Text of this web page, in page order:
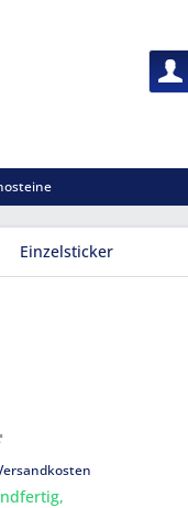
Einzelsticker